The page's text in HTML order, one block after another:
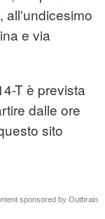
all'undicesimo
e via
T è prevista
dalle ore
sito
sponsored by Outbrain